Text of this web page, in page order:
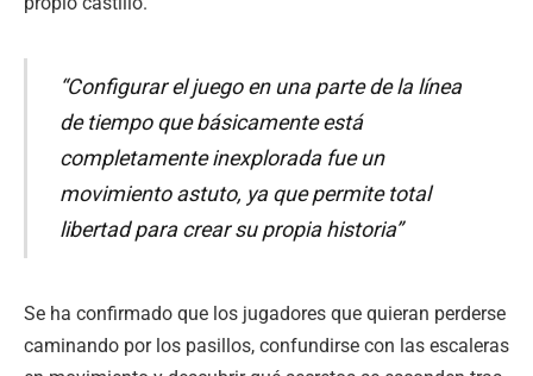
“Configurar el juego en una parte de la línea
de tiempo que básicamente está
completamente inexplorada fue un
movimiento astuto, ya que permite total
libertad para crear su propia historia”
Se ha confirmado que los jugadores que quieran perderse
caminando por los pasillos, confundirse con las escaleras